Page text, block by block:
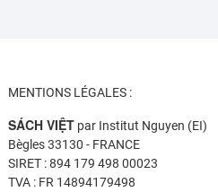
MENTIONS LÉGALES :
SÁCH VIỆTpar Institut Nguyen (EI)
Bègles 33130 - FRANCE
SIRET : 894 179 498 00023
TVA : FR 14894179498